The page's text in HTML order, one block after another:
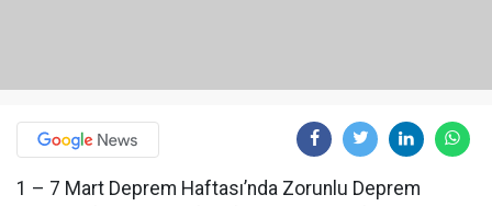
1 – 7 Mart Deprem Haftası’nda Zorunlu Deprem